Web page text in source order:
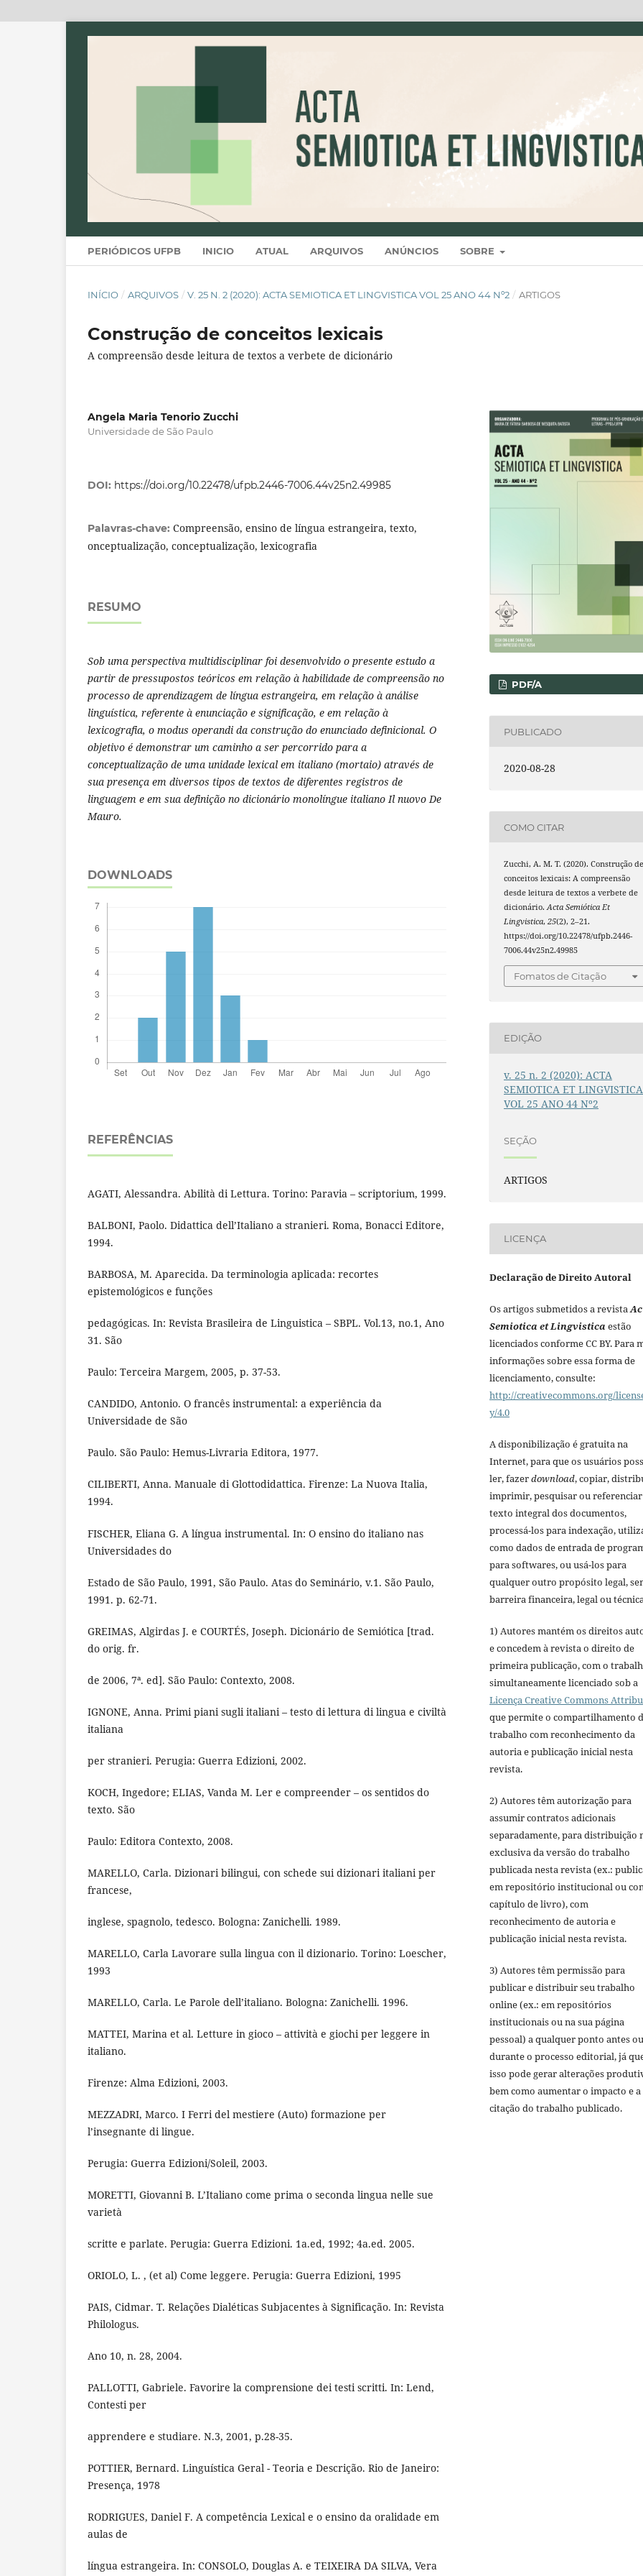
PERIÓDICOS UFPB INICIO ATUAL ARQUIVOS ANÚNCIOS SOBRE
INÍCIO / ARQUIVOS / V. 25 N. 2 (2020): ACTA SEMIOTICA ET LINGVISTICA VOL 25 ANO 44 Nº2 / ARTIGOS
Construção de conceitos lexicais
A compreensão desde leitura de textos a verbete de dicionário
Angela Maria Tenorio Zucchi
Universidade de São Paulo
DOI: https://doi.org/10.22478/ufpb.2446-7006.44v25n2.49985
Palavras-chave: Compreensão, ensino de língua estrangeira, texto,
onceptualização, conceptualização, lexicografia
RESUMO
Sob uma perspectiva multidisciplinar foi desenvolvido o presente estudo a
partir de pressupostos teóricos em relação à habilidade de compreensão no
processo de aprendizagem de língua estrangeira, em relação à análise
linguística, referente à enunciação e significação, e em relação à
lexicografia, o modus operandi da construção do enunciado definicional. O
objetivo é demonstrar um caminho a ser percorrido para a
conceptualização de uma unidade lexical em italiano (mortaio) através de
sua presença em diversos tipos de textos de diferentes registros de
linguagem e em sua definição no dicionário monolíngue italiano Il nuovo De
Mauro.
DOWNLOADS
REFERÊNCIAS
AGATI, Alessandra. Abilità di Lettura. Torino: Paravia – scriptorium, 1999.
BALBONI, Paolo. Didattica dell’Italiano a stranieri. Roma, Bonacci Editore,
1994.
BARBOSA, M. Aparecida. Da terminologia aplicada: recortes
epistemológicos e funções
pedagógicas. In: Revista Brasileira de Linguistica – SBPL. Vol.13, no.1, Ano
31. São
Paulo: Terceira Margem, 2005, p. 37-53.
CANDIDO, Antonio. O francês instrumental: a experiência da
Universidade de São
Paulo. São Paulo: Hemus-Livraria Editora, 1977.
CILIBERTI, Anna. Manuale di Glottodidattica. Firenze: La Nuova Italia,
1994.
FISCHER, Eliana G. A língua instrumental. In: O ensino do italiano nas
Universidades do
Estado de São Paulo, 1991, São Paulo. Atas do Seminário, v.1. São Paulo,
1991. p. 62-71.
GREIMAS, Algirdas J. e COURTÉS, Joseph. Dicionário de Semiótica [trad.
do orig. fr.
de 2006, 7ª. ed]. São Paulo: Contexto, 2008.
IGNONE, Anna. Primi piani sugli italiani – testo di lettura di lingua e civiltà
italiana
per stranieri. Perugia: Guerra Edizioni, 2002.
KOCH, Ingedore; ELIAS, Vanda M. Ler e compreender – os sentidos do
texto. São
Paulo: Editora Contexto, 2008.
MARELLO, Carla. Dizionari bilingui, con schede sui dizionari italiani per
francese,
inglese, spagnolo, tedesco. Bologna: Zanichelli. 1989.
MARELLO, Carla Lavorare sulla lingua con il dizionario. Torino: Loescher,
1993
MARELLO, Carla. Le Parole dell’italiano. Bologna: Zanichelli. 1996.
MATTEI, Marina et al. Letture in gioco – attività e giochi per leggere in
italiano.
Firenze: Alma Edizioni, 2003.
MEZZADRI, Marco. I Ferri del mestiere (Auto) formazione per
l’insegnante di lingue.
Perugia: Guerra Edizioni/Soleil, 2003.
MORETTI, Giovanni B. L’Italiano come prima o seconda lingua nelle sue
varietà
scritte e parlate. Perugia: Guerra Edizioni. 1a.ed, 1992; 4a.ed. 2005.
ORIOLO, L. , (et al) Come leggere. Perugia: Guerra Edizioni, 1995
PAIS, Cidmar. T. Relações Dialéticas Subjacentes à Significação. In: Revista
Philologus.
Ano 10, n. 28, 2004.
PALLOTTI, Gabriele. Favorire la comprensione dei testi scritti. In: Lend,
Contesti per
apprendere e studiare. N.3, 2001, p.28-35.
POTTIER, Bernard. Linguística Geral - Teoria e Descrição. Rio de Janeiro:
Presença, 1978
RODRIGUES, Daniel F. A competência Lexical e o ensino da oralidade em
aulas de
língua estrangeira. In: CONSOLO, Douglas A. e TEIXEIRA DA SILVA, Vera
PDF/A
PUBLICADO
2020-08-28
COMO CITAR
Zucchi, A. M. T. (2020). Construção
conceitos lexicais: A compreensão
desde leitura de textos a verbete de
dicionário.Acta Semiótica Et
Lingvistica,25(2), 2–21.
https://doi.org/10.22478/ufpb.2446-
7006.44v25n2.49985
Fomatos de Citação
EDIÇÃO
v. 25 n. 2 (2020): ACTA
SEMIOTICA ET LINGVISTICA
VOL 25 ANO 44 Nº2
SEÇÃO
ARTIGOS
LICENÇA
Declaração de Direito Autoral
Os artigos submetidos a revista
Semiotica et Lingvistica estão
licenciados conforme CC BY. Para
informações sobre essa forma de
licenciamento, consulte:
http://creativecommons.org/
y/4.0
A disponibilização é gratuita na
Internet, para que os usuários
ler, fazerdownload, copiar,
imprimir, pesquisar ou
texto integral dos documentos,
processá-los para indexação,
como dados de entrada de
para softwares, ou usá-los para
qualquer outro propósito legal,
barreira financeira, legal ou
1) Autores mantém os direitos
e concedem à revista o direito de
primeira publicação, com o
simultaneamente licenciado sob a
Licença Creative Commons
que permite o compartilhamento
trabalho com reconhecimento da
autoria e publicação inicial nesta
revista.
2) Autores têm autorização para
assumir contratos adicionais
separadamente, para distribuição
exclusiva da versão do trabalho
publicada nesta revista (ex.:
em repositório institucional ou
capítulo de livro), com
reconhecimento de autoria e
publicação inicial nesta revista.
3) Autores têm permissão para
publicar e distribuir seu trabalho
online (ex.: em repositórios
institucionais ou na sua página
pessoal) a qualquer ponto antes ou
durante o processo editorial, já
isso pode gerar alterações
bem como aumentar o impacto e a
citação do trabalho publicado.